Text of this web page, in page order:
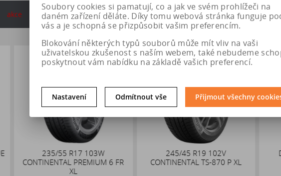
akce
235/55 R17 103W
CONTINENTAL PREMIUM 6 FR
245/45 R19 102V
CONTINENTAL TS-870 P XL
Soubory cookies si pamatují, co a jak ve svém prohlížeči na
daném zařízení děláte. Díky tomu webová stránka funguje
vás a je schopná se přizpůsobit vašim preferencím.
Blokování některých typů souborů může mít vliv na vaši
uživatelskou zkušenost s naším webem, také nebudeme
poskytnout vám nabídku na základě vašich preferencí.
Nastavení Odmítnout vše Přijmout všechny